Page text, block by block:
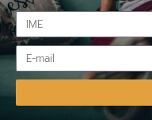
IME
E-
mail